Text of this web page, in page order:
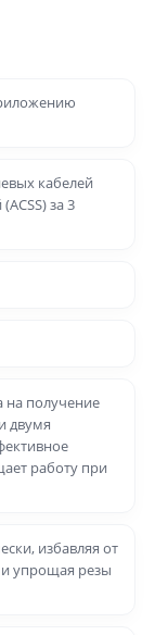
кабелей
за 3
на получение
двумя
работу при
избавляя от
упрощая резы